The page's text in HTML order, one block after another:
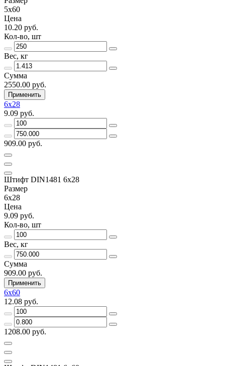
5х60
Цена
10.20 руб.
Кол-во, шт
Вес, кг
Сумма
2550.00 руб.
Применить
6х28
9.09 руб.
909.00 руб.
Штифт DIN1481 6х28
Размер
6х28
Цена
9.09 руб.
Кол-во, шт
Вес, кг
Сумма
909.00 руб.
Применить
6х60
12.08 руб.
1208.00 руб.